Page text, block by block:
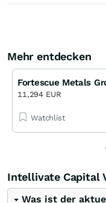
Mehr entdecken
Fortescue Metals
11,294 EUR
Watchlist
Intellivate Capital
Was ist der